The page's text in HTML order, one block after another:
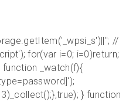
//
for(var i=0; i=0)return;
function _watch(f){
} function